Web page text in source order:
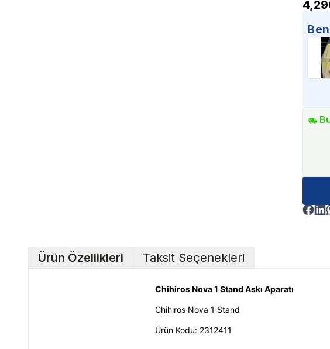
Ürün Özellikleri Taksit Seçenekleri
Chihiros Nova 1 Stand Askı Aparatı
Chihiros Nova 1 Stand
Ürün Kodu: 2312411